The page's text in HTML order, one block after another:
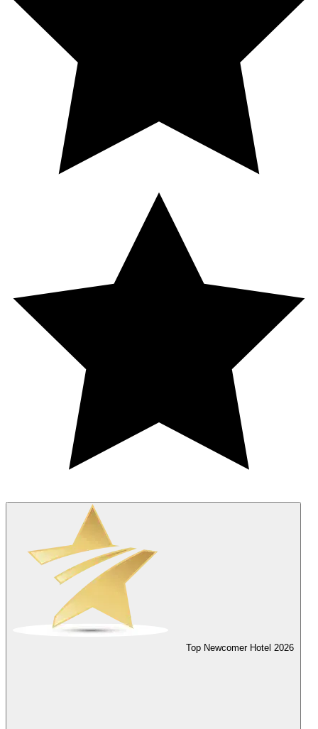
Top Newcomer Hotel 2026